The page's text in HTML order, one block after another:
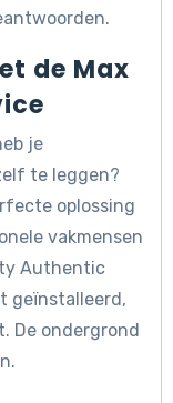
de Max
je
te leggen?
oplossing
vakmensen
Authentic
geïnstalleerd,
De ondergrond